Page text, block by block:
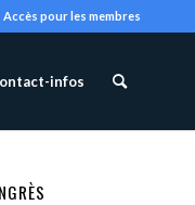
Accès pour les membres
infos